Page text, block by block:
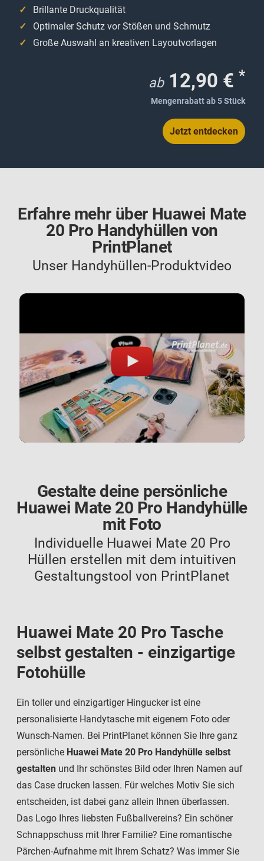
Brillante Druckqualität
Optimaler Schutz vor Stößen und Schmutz
Große Auswahl an kreativen Layoutvorlagen
ab 12,90 € *
Mengenrabatt ab 5 Stück
Jetzt entdecken
Erfahre mehr über Huawei Mate
20 Pro Handyhüllen von
PrintPlanet
Unser Handyhüllen-Produktvideo
Gestalte deine persönliche
Huawei Mate 20 Pro Handyhülle
mit Foto
Individuelle Huawei Mate 20 Pro
Hüllen erstellen mit dem intuitiven
Gestaltungstool von PrintPlanet
Huawei Mate 20 Pro Tasche
selbst gestalten - einzigartige
Fotohülle
Ein toller und einzigartiger Hingucker ist eine
personalisierte Handytasche mit eigenem Foto oder
Wunsch-Namen. Bei PrintPlanet können Sie Ihre ganz
persönliche Huawei Mate 20 Pro Handyhülle selbst
gestalten und Ihr schönstes Bild oder Ihren Namen auf
das Case drucken lassen. Für welches Motiv Sie sich
entscheiden, ist dabei ganz allein Ihnen überlassen.
Das Logo Ihres liebsten Fußballvereins? Ein schöner
Schnappschuss mit Ihrer Familie? Eine romantische
Pärchen-Aufnahme mit Ihrem Schatz? Was immer Sie